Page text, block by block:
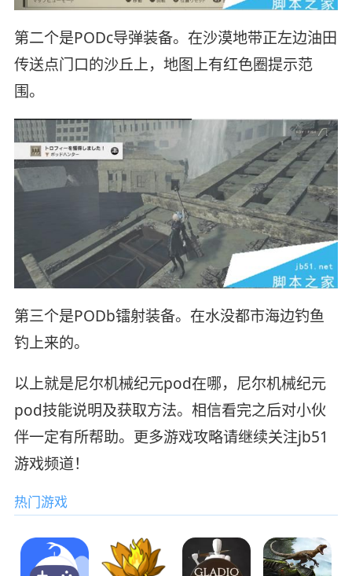
第二个是PODc导弹装备。在沙漠地带正左边油田
传送点门口的沙丘上，地图上有红色圈提示范
围。
第三个是PODb镭射装备。在水没都市海边钓鱼
钓上来的。
以上就是尼尔机械纪元pod在哪，尼尔机械纪元
pod技能说明及获取方法。相信看完之后对小伙
伴一定有所帮助。更多游戏攻略请继续关注jb51
游戏频道！
热门游戏